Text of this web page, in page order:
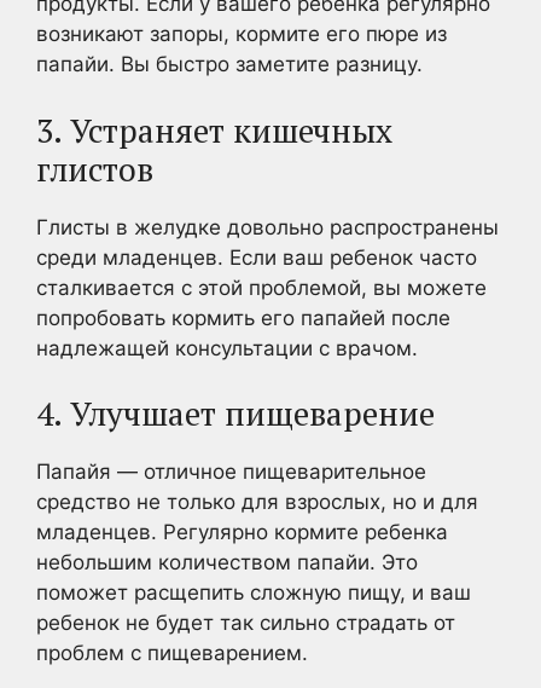
возникают запоры, кормите его пюре из
папайи. Вы быстро заметите разницу.
3. Устраняет кишечных
глистов
Глисты в желудке довольно распространены
среди младенцев. Если ваш ребенок часто
сталкивается с этой проблемой, вы можете
попробовать кормить его папайей после
надлежащей консультации с врачом.
4. Улучшает пищеварение
Папайя — отличное пищеварительное
средство не только для взрослых, но и для
младенцев. Регулярно кормите ребенка
небольшим количеством папайи. Это
поможет расщепить сложную пищу, и ваш
ребенок не будет так сильно страдать от
проблем с пищеварением.